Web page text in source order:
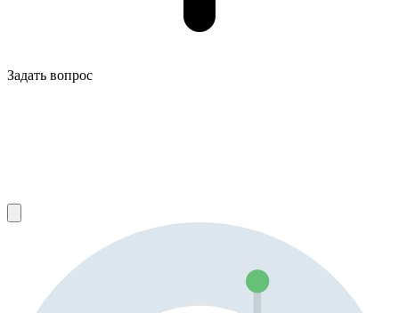
Задать вопрос